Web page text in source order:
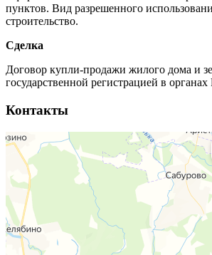
пунктов. Вид разрешенного
строительство.
Сделка
Договор купли-продажи жилого дома и
государственной регистрацией в органах
Контакты